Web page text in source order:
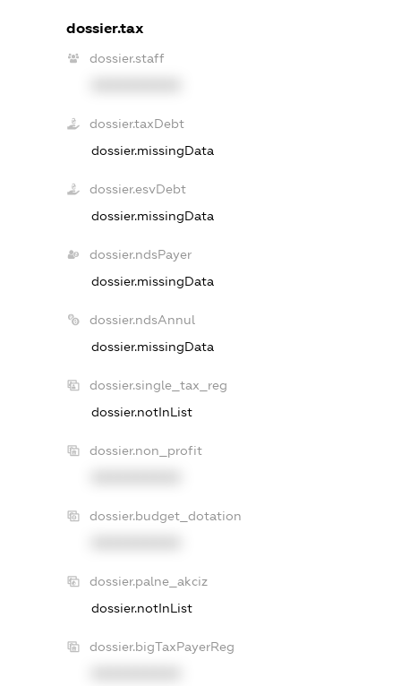
dossier.tax
dossier.staff
dossier.taxDebt
dossier.missingData
dossier.esvDebt
dossier.missingData
dossier.ndsPayer
dossier.missingData
dossier.ndsAnnul
dossier.missingData
dossier.single_tax_reg
dossier.notInList
dossier.non_profit
dossier.budget_dotation
dossier.palne_akciz
dossier.notInList
dossier.bigTaxPayerReg